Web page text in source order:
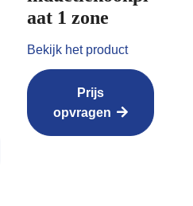
aat 1 zone
Bekijk het product
Prijs
opvragen